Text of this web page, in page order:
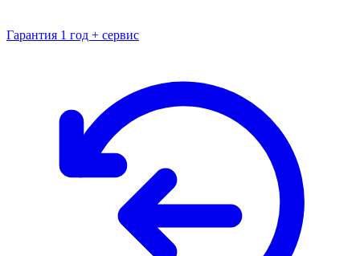
Гарантия 1 год + сервис